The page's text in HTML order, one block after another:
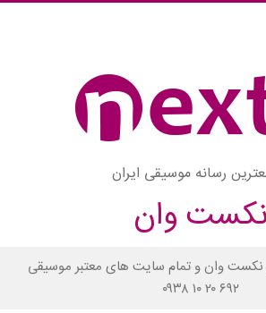
رسانه موسیقی ایران
نکست وان
وان و تمام سایت های معتبر موسیقی
۰۹۳۸ ۱۰ ۲۰ ۶۹۲